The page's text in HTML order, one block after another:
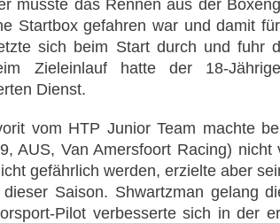
musste das Rennen aus der
Startbox gefahren war und damit
sich beim Start durch und fuhr
Zieleinlauf hatte der 18-
Dienst.
vom HTP Junior Team machte
AUS, Van Amersfoort Racing)
gefährlich werden, erzielte aber
Saison. Shwartzman gelang
Pilot verbesserte sich in der
Essai – Morgan Supersport